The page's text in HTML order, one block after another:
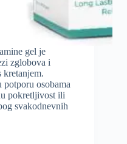
gel je
zglobova i
kretanjem.
osobama
pokretljivost ili
svakodnevnih